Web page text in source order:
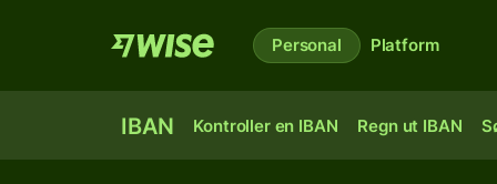
Personal Platform
IBAN Kontroller en IBAN Regn ut IBAN